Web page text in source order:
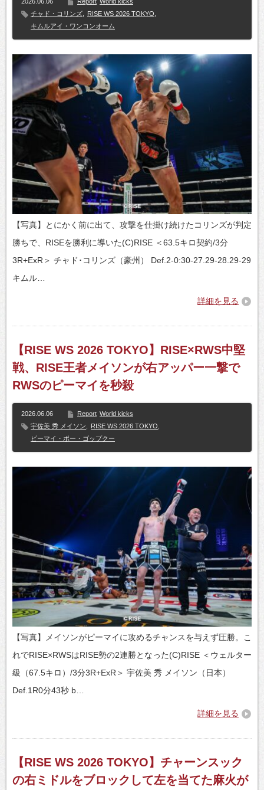
チャド・コリンズ
RISE WS 2026 TOKYO
キムルアイ・ワンコンオーム
【写真】とにかく前に出て、攻撃を仕掛け続けたコリンズが判定
勝ちで、RISEを勝利に導いた(C)RISE ＜63.5キロ契約/3分
3R+ExR＞ チャド･コリンズ（豪州） Def.2-0:30-27.29-28.29-29
キムル…
詳細を見る
【RISE WS 2026 TOKYO】RISE×RWS中堅
戦、RISE王者メイソンが右アッパー一撃で
RWSのピーマイを秒殺
2026.06.06 Report World kicks
宇佐美 秀 メイソン
RISE WS 2026 TOKYO
ピーマイ・ポー・ゴップクー
【写真】メイソンがピーマイに攻めるチャンスを与えず圧勝。こ
れでRISE×RWSはRISE勢の2連勝となった(C)RISE ＜ウェルター
級（67.5キロ）/3分3R+ExR＞ 宇佐美 秀 メイソン（日本）
Def.1R0分43秒 b…
詳細を見る
【RISE WS 2026 TOKYO】チャーンスック
の右ミドルをブロックして左を当てた麻火が